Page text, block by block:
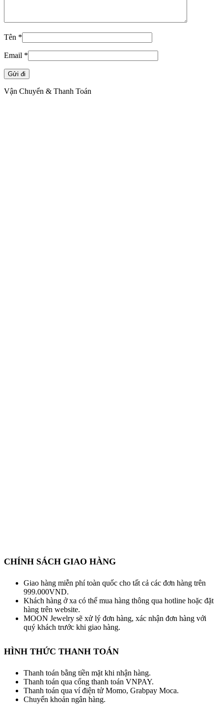
Tên *
Email *
Vận Chuyển & Thanh Toán
CHÍNH SÁCH GIAO HÀNG
Giao hàng miễn phí toàn quốc cho tất cả các đơn hàng trên
999.000VND.
Khách hàng ở xa có thể mua hàng thông qua hotline hoặc đặt
hàng trên website.
MOON Jewelry sẽ xử lý đơn hàng, xác nhận đơn hàng với
quý khách trước khi giao hàng.
HÌNH THỨC THANH TOÁN
Thanh toán bằng tiền mặt khi nhận hàng.
Thanh toán qua cổng thanh toán VNPAY.
Thanh toán qua ví điện tử Momo, Grabpay Moca.
Chuyển khoản ngân hàng.